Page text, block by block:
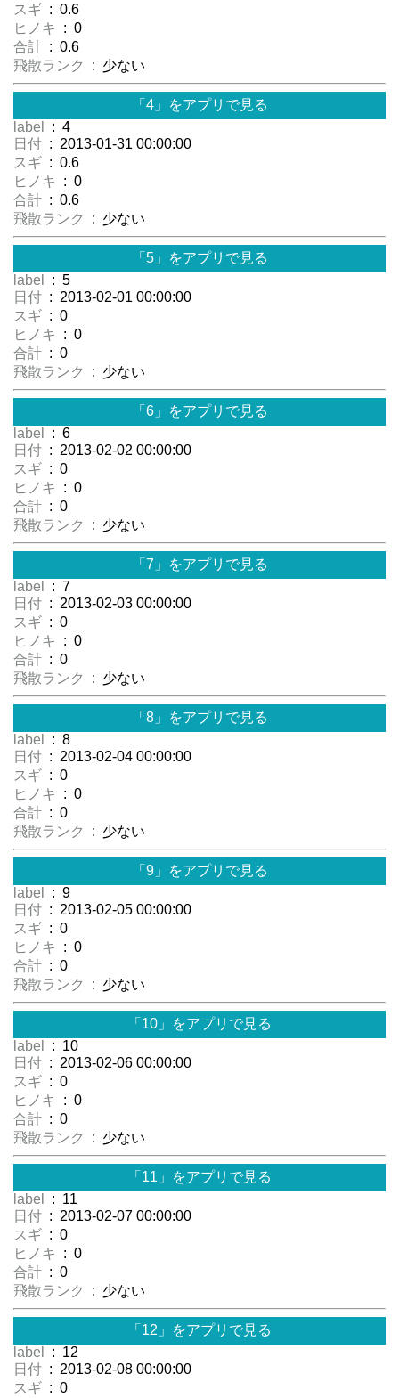
スギ : 0.6
ヒノキ
: 0
合計 : 0.6
飛散ランク
: 少ない
「4」をアプリで見る
label
: 4
日付 : 2013-01-31 00:00:00
スギ : 0.6
ヒノキ
: 0
合計 : 0.6
飛散ランク
: 少ない
「5」をアプリで見る
label
: 5
日付 : 2013-02-01 00:00:00
スギ : 0
ヒノキ
: 0
合計 : 0
飛散ランク
: 少ない
「6」をアプリで見る
label
: 6
日付 : 2013-02-02 00:00:00
スギ : 0
ヒノキ
: 0
合計 : 0
飛散ランク
: 少ない
「7」をアプリで見る
label
: 7
日付 : 2013-02-03 00:00:00
スギ : 0
ヒノキ
: 0
合計 : 0
飛散ランク
: 少ない
「8」をアプリで見る
label
: 8
日付 : 2013-02-04 00:00:00
スギ : 0
ヒノキ
: 0
合計 : 0
飛散ランク
: 少ない
「9」をアプリで見る
label
: 9
日付 : 2013-02-05 00:00:00
スギ : 0
ヒノキ
: 0
合計 : 0
飛散ランク
: 少ない
「10」をアプリで見る
label
: 10
日付 : 2013-02-06 00:00:00
スギ : 0
ヒノキ
: 0
合計 : 0
飛散ランク
: 少ない
「11」をアプリで見る
label
: 11
日付 : 2013-02-07 00:00:00
スギ : 0
ヒノキ
: 0
合計 : 0
飛散ランク
: 少ない
「12」をアプリで見る
label
: 12
日付 : 2013-02-08 00:00:00
スギ : 0